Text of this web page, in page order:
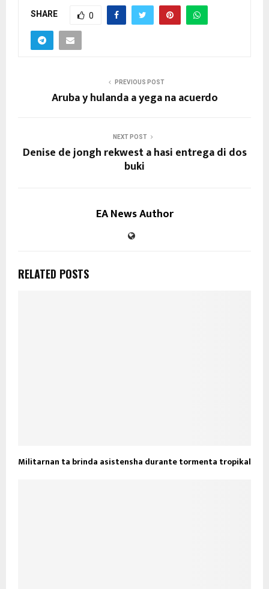
SHARE 0
PREVIOUS POST
Aruba y hulanda a yega na acuerdo
NEXT POST
Denise de jongh rekwest a hasi entrega di dos
buki
EA News Author
RELATED POSTS
Militarnan ta brinda asistensha durante tormenta tropikal